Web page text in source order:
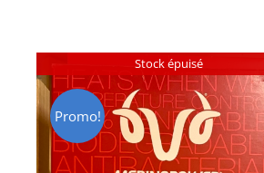
Stock épuisé
Promo!